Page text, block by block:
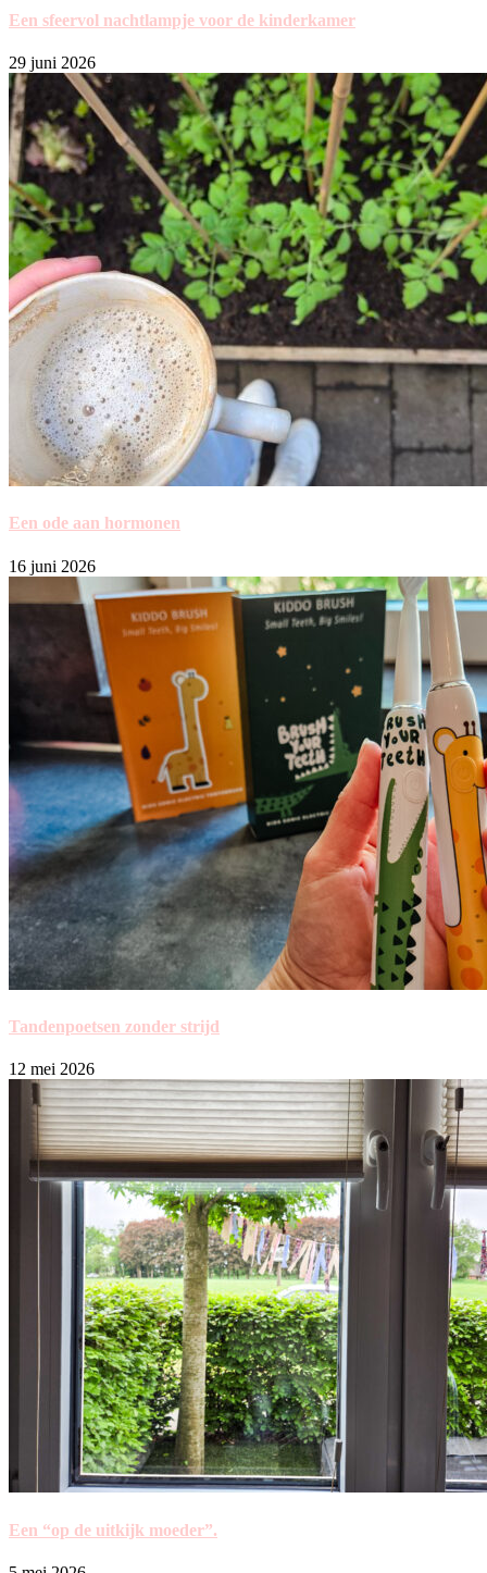
Een sfeervol nachtlampje voor de kinderkamer
29 juni 2026
Een ode aan hormonen
16 juni 2026
Tandenpoetsen zonder strijd
12 mei 2026
Een “op de uitkijk moeder”.